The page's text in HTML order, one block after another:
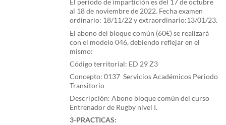
El periodo de impartición es del 17 de octubre
al 18 de noviembre de 2022. Fecha examen
ordinario: 18/11/22 y extraordinario:13/01/23.
El abono del bloque común (60€) se realizará
con el modelo 046, debiendo reflejar en el
mismo:
Código territorial: ED 29 Z3
Concepto: 0137 Servicios Académicos Periodo
Transitorio
Descripción: Abono bloque común del curso
Entrenador de Rugby nivel I.
3-PRACTICAS: